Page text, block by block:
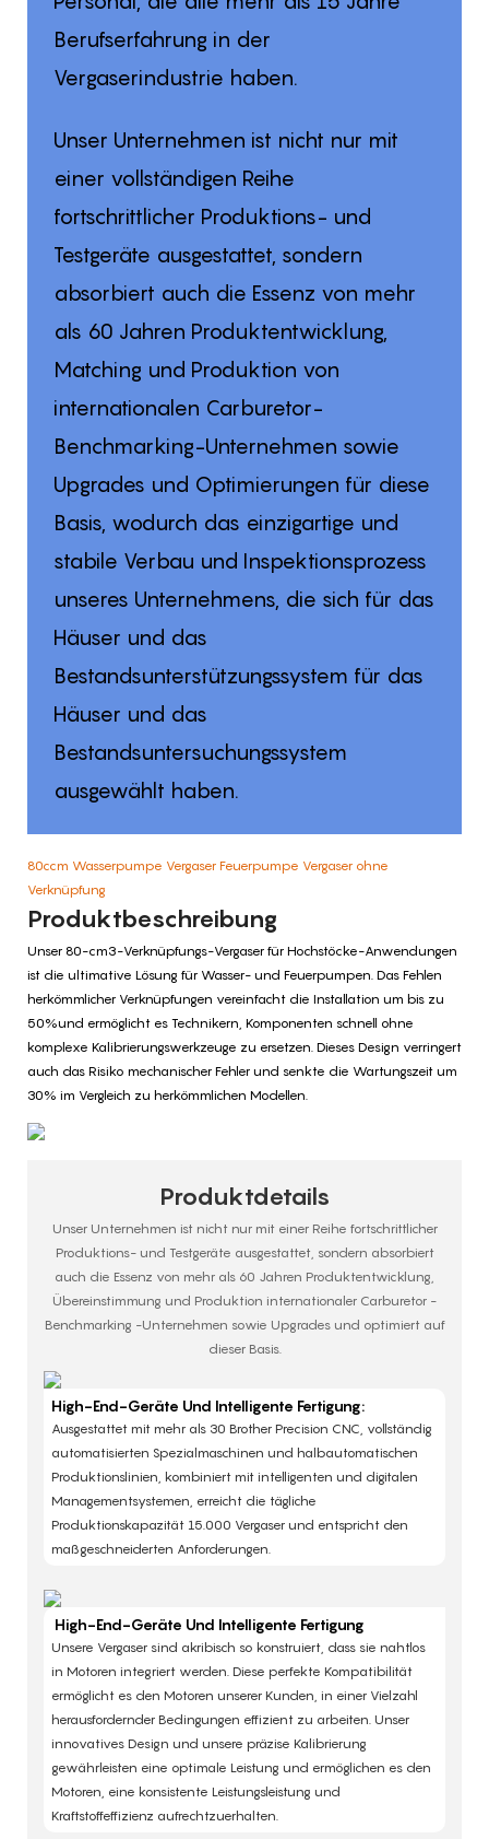
Berufserfahrung in der
Vergaserindustrie haben.
Unser Unternehmen ist nicht nur mit
einer vollständigen Reihe
fortschrittlicher Produktions- und
Testgeräte ausgestattet, sondern
absorbiert auch die Essenz von mehr
als 60 Jahren Produktentwicklung,
Matching und Produktion von
internationalen Carburetor-
Benchmarking-Unternehmen sowie
Upgrades und Optimierungen für diese
Basis, wodurch das einzigartige und
stabile Verbau und Inspektionsprozess
unseres Unternehmens, die sich für das
Häuser und das
Bestandsunterstützungssystem für das
Häuser und das
Bestandsuntersuchungssystem
ausgewählt haben.
80ccm Wasserpumpe Vergaser Feuerpumpe Vergaser ohne
Verknüpfung
Produktbeschreibung
Unser 80-cm3-Verknüpfungs-Vergaser für Hochstöcke-Anwendungen
ist die ultimative Lösung für Wasser- und Feuerpumpen. Das Fehlen
herkömmlicher Verknüpfungen vereinfacht die Installation um bis zu
50%und ermöglicht es Technikern, Komponenten schnell ohne
komplexe Kalibrierungswerkzeuge zu ersetzen. Dieses Design verringert
auch das Risiko mechanischer Fehler und senkte die Wartungszeit um
30% im Vergleich zu herkömmlichen Modellen.
Produktdetails
Unser Unternehmen ist nicht nur mit einer Reihe fortschrittlicher
Produktions- und Testgeräte ausgestattet, sondern absorbiert
auch die Essenz von mehr als 60 Jahren Produktentwicklung,
Übereinstimmung und Produktion internationaler Carburetor -
Benchmarking -Unternehmen sowie Upgrades und optimiert auf
dieser Basis.
High-End-Geräte Und Intelligente Fertigung:
Ausgestattet mit mehr als 30 Brother Precision CNC, vollständig
automatisierten Spezialmaschinen und halbautomatischen
Produktionslinien, kombiniert mit intelligenten und digitalen
Managementsystemen, erreicht die tägliche
Produktionskapazität 15.000 Vergaser und entspricht den
maßgeschneiderten Anforderungen. ​
High-End-Geräte Und Intelligente Fertigung
Unsere Vergaser sind akribisch so konstruiert, dass sie nahtlos
in Motoren integriert werden. Diese perfekte Kompatibilität
ermöglicht es den Motoren unserer Kunden, in einer Vielzahl
herausfordernder Bedingungen effizient zu arbeiten. Unser
innovatives Design und unsere präzise Kalibrierung
gewährleisten eine optimale Leistung und ermöglichen es den
Motoren, eine konsistente Leistungsleistung und
Kraftstoffeffizienz aufrechtzuerhalten.